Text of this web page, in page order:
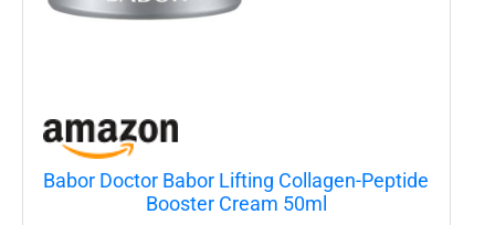
Babor Doctor Babor Lifting Collagen-Peptide
Booster Cream 50ml